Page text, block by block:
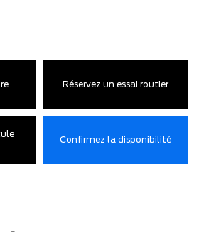
Réservez un essai routier
Confirmez la disponibilité